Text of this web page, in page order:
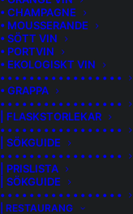
• CHAMPAGNE
• MOUSSERANDE
• SÖTT VIN
• PORTVIN
• EKOLOGISKT VIN
• • • • • • • • • • • • • • • • •
• GRAPPA
• • • • • • • • • • • • • • • • •
| FLASKSTORLEKAR
• • • • • • • • • • • • • • • • •
| SÖKGUIDE
• • • • • • • • • • • • • • • • •
| PRISLISTA
| SÖKGUIDE
• • • • • • • • • • • • • • • • •
| RESTAURANG
WEINGUT AM